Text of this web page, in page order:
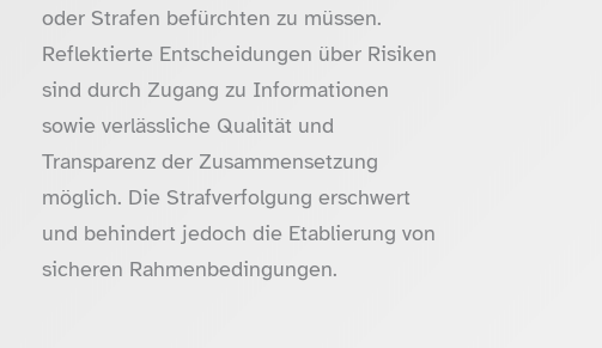
oder Strafen befürchten zu müssen.
Reflektierte Entscheidungen über Risiken
sind durch Zugang zu Informationen
sowie verlässliche Qualität und
Transparenz der Zusammensetzung
möglich. Die Strafverfolgung erschwert
und behindert jedoch die Etablierung von
sicheren Rahmenbedingungen.